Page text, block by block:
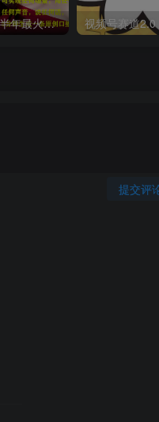
数字人2.0，2024下半年最火项目，无限免费生成视频，可实现任何场景，用任何形象，任何声音，说任何话，5分钟生成一条原创口播视频。
提交评